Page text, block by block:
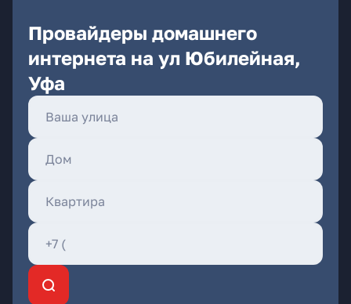
Провайдеры домашнего
интернета на ул Юбилейная,
Уфа